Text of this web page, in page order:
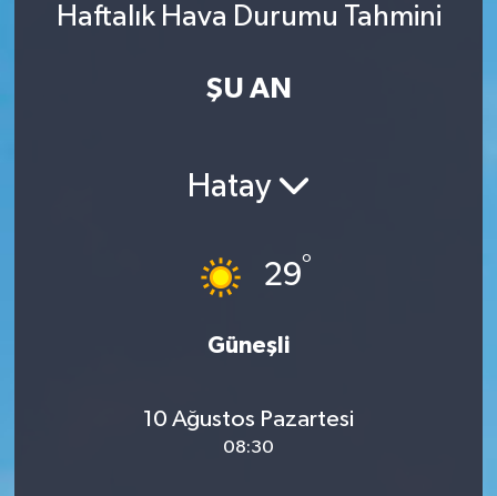
Haftalık Hava Durumu Tahmini
ŞU AN
Hatay
29°
Güneşli
10 Ağustos Pazartesi
08:30